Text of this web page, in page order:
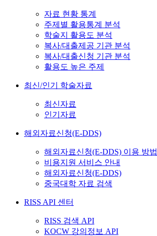
자료 현황 통계
주제별 활용통계 분석
학술지 활용도 분석
복사/대출제공 기관 분석
복사/대출신청 기관 분석
활용도 높은 주제
최신/인기 학술자료
최신자료
인기자료
해외자료신청(E-DDS)
해외자료신청(E-DDS) 이용 방법
비용지원 서비스 안내
해외자료신청(E-DDS)
중국대학 자료 검색
RISS API 센터
RISS 검색 API
KOCW 강의정보 API